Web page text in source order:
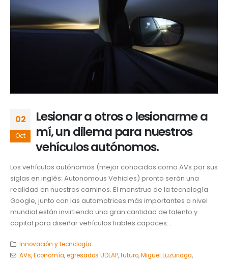
02
Oct
Lesionar a otros o lesionarme a
mí, un dilema para nuestros
vehículos autónomos.
Los vehículos autónomos (mejor conocidos como AVs por sus
siglas en inglés: Autonomous Vehicles) pronto serán una
realidad en nuestros caminos. El monstruo de la tecnología
Google, junto con las automotrices más importantes a nivel
mundial están invirtiendo una gran cantidad de talento y
capital para diseñar vehículos fiables capaces...
Innovación y tecnología
AVs,Economía,egresados UDLAP,futuro,Miguel Luzuriaga,